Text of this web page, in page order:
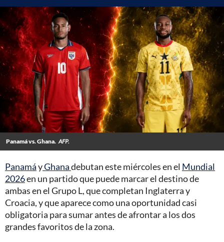
Panamá vs. Ghana. AFP.
PanamáyGhanadebutan este miércoles en el Mundial
2026en un partido que puede marcar el destino de
ambas en el Grupo L, que completan Inglaterra y
Croacia, y que aparece como una oportunidad casi
obligatoria para sumar antes de afrontar a los dos
grandes favoritos de la zona.